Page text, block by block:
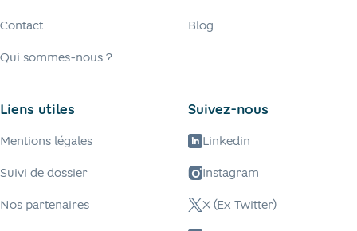
Contact
Qui sommes-nous ?
Blog
Liens utiles
Mentions légales
Suivi de dossier
Nos partenaires
Suivez-nous
Linkedin
Instagram
X (Ex Twitter)